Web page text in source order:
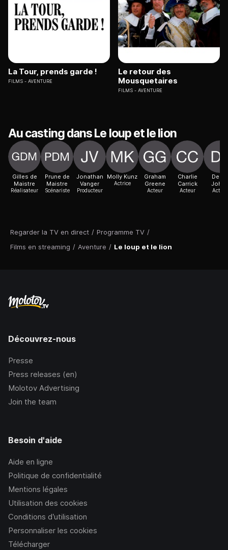
Regarder la TV en direct / Programme TV /
Films en streaming / Aventure / Le loup et le lion
La Tour, prends garde !
FILMS AVENTURE
Le retour des
Mousquetaires
FILMS AVENTURE
Au casting dans Le loup et le lion
Gilles de
Maistre
Réalisateur
Prune de
Maistre
Scénariste
Jonathan
Vanger
Producteur
Molly Kunz
Actrice
Graham
Greene
Acteur
Charlie
Carrick
Acteur
Derek
Acteur
Découvrez-nous
Presse
Press releases (en)
Molotov Advertising
Join the team
Besoin d'aide
Aide en ligne
Politique de confidentialité
Mentions légales
Utilisation des cookies
Conditions d’utilisation
Personnaliser les cookies
Télécharger